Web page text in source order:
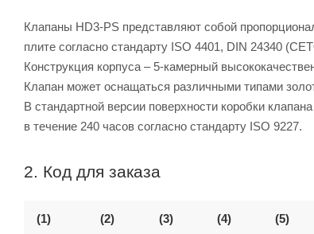
Клапаны HD3-PS представляют собой
плите согласно стандарту ISO 4401, DIN 24340
Конструкция корпуса – 5-камерный
Клапан может оснащаться различными типами
В стандартной версии поверхности коробки
в течение 240 часов согласно стандарту ISO 9227.
2. Код для заказа
(1) (2) (3) (4) (5)